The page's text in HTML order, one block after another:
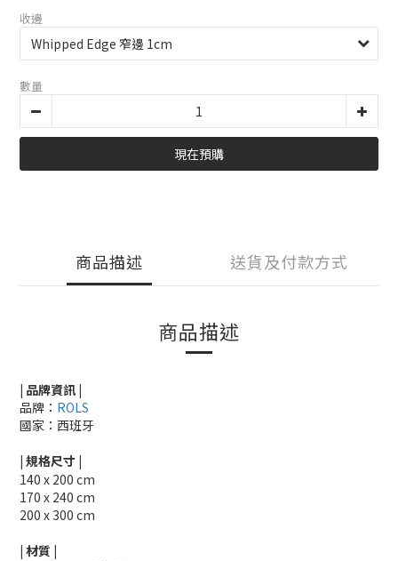
收邊
數量
現在預購
商品描述 送貨及付款方式
商品描述
| 品牌資訊 |
品牌： ROLS
國家：西班牙
| 規格尺寸 |
140 x 200 cm
170 x 240 cm
200 x 300 cm
| 材質 |